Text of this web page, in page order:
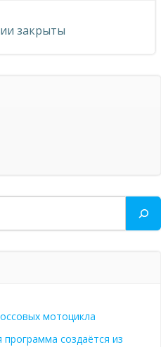
закрыты
мотоцикла
создаётся из